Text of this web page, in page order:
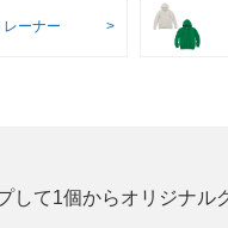
レーナー
して1個からオリジナル